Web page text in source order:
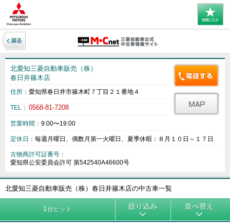
北愛知三菱自動車販売（株）
春日井篠木店
住所： 愛知県春日井市篠木町７丁目２１番地４
TEL： 0568-81-7208
営業時間： 9:00〜19:00
定休日： 毎週月曜日、偶数月第一火曜日、夏季休暇：８月１０日～１７日
古物商許可証番号：
愛知県公安委員会許可 第542540A46600号
北愛知三菱自動車販売（株）春日井篠木店の中古車一覧
1 台ヒット 絞り込み 並べ替え